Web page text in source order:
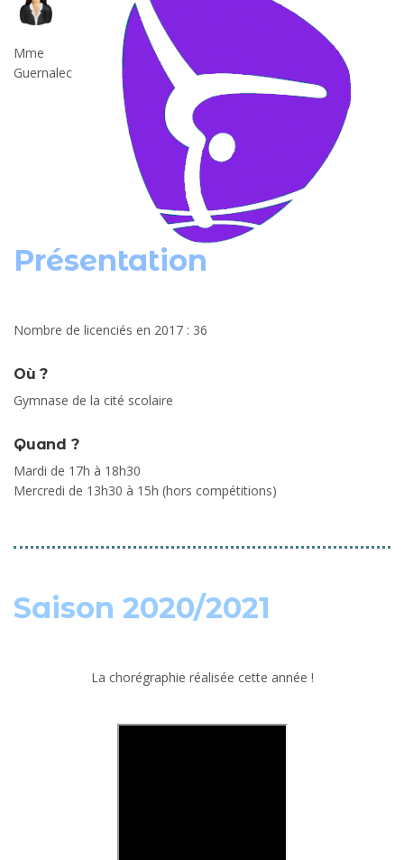
Mme
Guernalec
Présentation
Nombre de licenciés en 2017 : 36
Où ?
Gymnase de la cité scolaire
Quand ?
Mardi de 17h à 18h30
Mercredi de 13h30 à 15h (hors compétitions)
Saison 2020/2021
La chorégraphie réalisée cette année !